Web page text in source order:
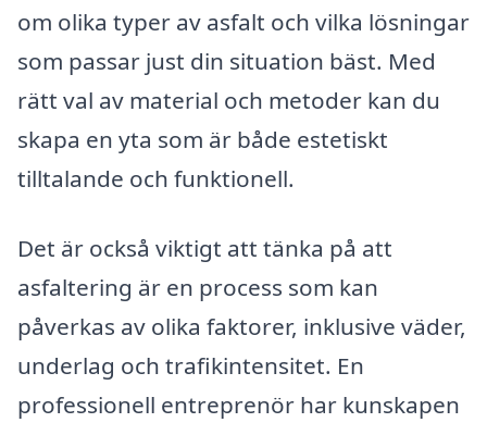
om olika typer av asfalt och vilka lösningar
som passar just din situation bäst. Med
rätt val av material och metoder kan du
skapa en yta som är både estetiskt
tilltalande och funktionell.
Det är också viktigt att tänka på att
asfaltering är en process som kan
påverkas av olika faktorer, inklusive väder,
underlag och trafikintensitet. En
professionell entreprenör har kunskapen